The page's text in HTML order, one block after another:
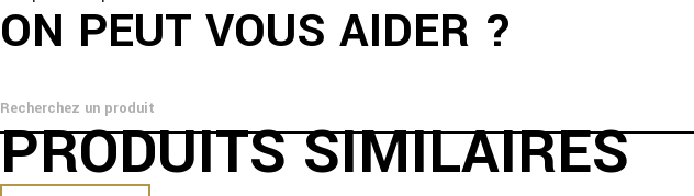
ON PEUT VOUS AIDER ?
PRODUITS SIMILAIRES